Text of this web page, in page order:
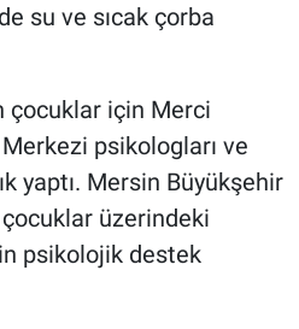
su ve sıcak çorba
çocuklar için Merci
psikologları ve
yaptı. Mersin Büyükşehir
üzerindeki
psikolojik destek